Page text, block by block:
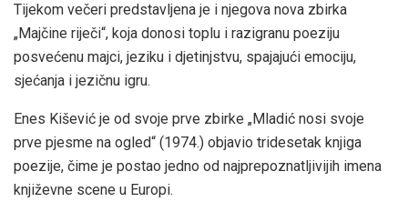
Tijekom večeri predstavljena je i njegova nova zbirka
„Majčine riječi“, koja donosi toplu i razigranu poeziju
posvećenu majci, jeziku i djetinjstvu, spajajući emociju,
sjećanja i jezičnu igru.
Enes Kišević je od svoje prve zbirke „Mladić nosi svoje
prve pjesme na ogled“ (1974.) objavio tridesetak knjiga
poezije, čime je postao jedno od najprepoznatljivijih imena
književne scene u Europi.